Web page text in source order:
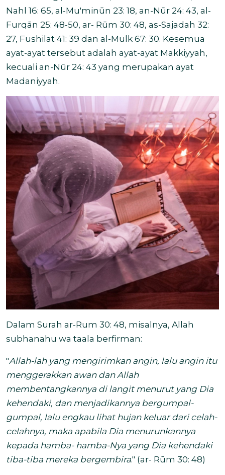
Nah l 16: 65, al-Mu′minūn 23: 18, an-Nūr 24: 43, al-
Furqān 25: 48-50, ar- Rūm 30: 48, as-Sajadah 32:
27, Fushilat 41: 39 dan al-Mulk 67: 30. Kesemua
ayat-ayat tersebut adalah ayat-ayat Makkiyyah,
kecuali an-Nūr 24: 43 yang merupakan ayat
Madaniyyah.
Dalam Surah ar-Rum 30: 48, misalnya, Allah
subhanahu wa taala berfirman:
"Allah-lah yang mengirimkan angin, lalu angin itu
menggerakkan awan dan Allah
membentangkannya di langit menurut yang Dia
kehendaki, dan menjadikannya bergumpal-
gumpal, lalu engkau lihat hujan keluar dari celah-
celahnya, maka apabila Dia menurunkannya
kepada hamba- hamba-Nya yang Dia kehendaki
tiba-tiba mereka bergembira." (ar- Rūm 30: 48)